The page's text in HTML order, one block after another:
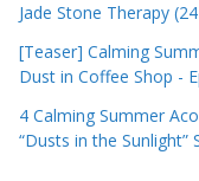
Jade Stone Therapy
[Teaser] Calming
Dust in Coffee Shop -
4 Calming Summer
“Dusts in the Sunlight”